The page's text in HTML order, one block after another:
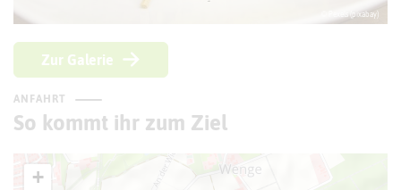
© Pexels (pixabay)
Zur Galerie
ANFAHRT
So kommt ihr zum Ziel
+